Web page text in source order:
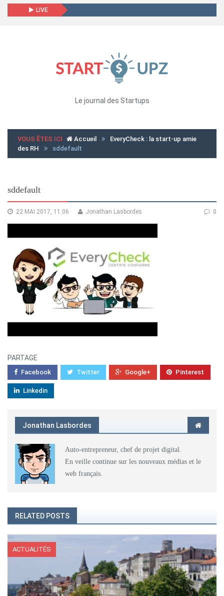
LIVE
Le journal des Startups
VOUS ÊTES ICI Accueil
EveryCheck : la start-up amie
des RH
sddefault
sddefault
22 MAI 2017, 11:06 0
Jonathan Lasbordes
PARTAGE
Facebook Twitter Google+ Pinterest
Linkedin
Jonathan Lasbordes
Auto-entrepreneur, chef de projet digital.
En veille continue sur les nouveaux médias et le
web français.
RELATED POSTS
ACTUALITÉS